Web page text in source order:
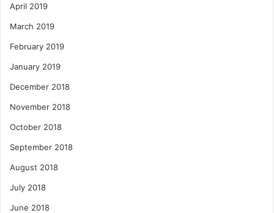
April 2019
March 2019
February 2019
January 2019
December 2018
November 2018
October 2018
September 2018
August 2018
July 2018
June 2018